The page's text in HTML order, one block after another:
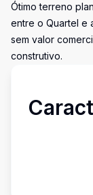
Ótimo terreno
entre o Quartel e
sem valor
construtivo.